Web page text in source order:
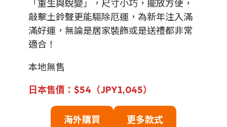
「重生與蛻變」，尺寸小巧，擺放方便，
敲擊土鈴聲更能驅除厄運，為新年注入滿
滿好運，無論是居家裝飾或是送禮都非常
適合！
本地無售
日本售價：$54（JPY1,045）
海外購買 更多款式